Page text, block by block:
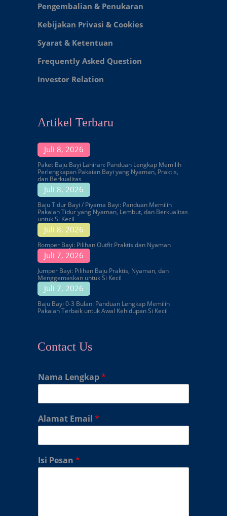
Pengembalian & Penukaran
Kebijakan Privasi & Cookies
Syarat & Ketentuan
Frequently Asked Question
Investor Relation
Artikel Terbaru
Juli 8, 2026
Paket Baju Bayi Lahiran: Panduan Lengkap Memilih
Perlengkapan Pakaian Bayi yang Nyaman, Praktis,
dan Berkualitas
Juli 8, 2026
Baju Tidur Bayi / Piyama Bayi: Panduan Memilih
Pakaian Tidur yang Nyaman, Lembut, dan Berkualitas
untuk Si Kecil
Juli 8, 2026
Romper Bayi: Pilihan Outfit Praktis dan Nyaman
Juli 7, 2026
Jumper Bayi: Pilihan Baju Praktis, Nyaman, dan
Menggemaskan untuk Si Kecil
Juli 7, 2026
Baju Bayi 0-3 Bulan: Panduan Lengkap Memilih
Pakaian Terbaik untuk Awal Kehidupan Si Kecil
Contact Us
Nama Lengkap*
Alamat Email *
Isi Pesan *